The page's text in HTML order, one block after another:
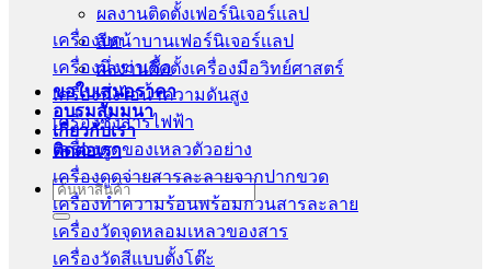
ผลงานติดตั้งเฟอร์นิเจอร์เเลป
สีหน้าบานเฟอร์นิเจอร์เเลป
ผลงานติดตั้งเครื่องมือวิทย์ศาสตร์
ขอใบเสนอราคา
อบรมสัมมนา
เกี่ยวกับเรา
ติดต่อเรา
Search
for:
เครื่องบด
เครื่องนึ่งฆ่าเชื้อ
เครื่องนึ่งไอน้ำความดันสูง
เครื่องชั่งสารไฟฟ้า
เครื่องดูดของเหลวตัวอย่าง
เครื่องดูดจ่ายสารละลายจากปากขวด
เครื่องทำความร้อนพร้อมกวนสารละลาย
เครื่องวัดจุดหลอมเหลวของสาร
เครื่องวัดสีแบบตั้งโต๊ะ